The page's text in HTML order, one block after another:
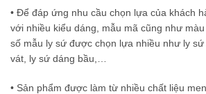
• Để đáp ứng nhu cầu chọn lựa của khách
với nhiều kiểu dáng, mẫu mã cũng như
số mẫu ly sứ được chọn lựa nhiều như ly
vát, ly sứ dáng bầu,…
• Sản phẩm được làm từ nhiều chất liệu